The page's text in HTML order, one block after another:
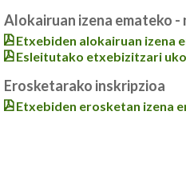
Alokairuan izena emateko -
Etxebiden alokairuan izena
Esleitutako etxebizitzari
Erosketarako inskripzioa
Etxebiden erosketan izena